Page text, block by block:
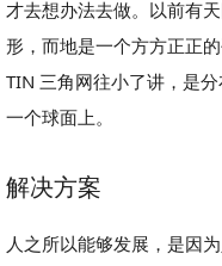
才去想办法去做。以前有
形，而地是一个方方正正
TIN 三角网往小了讲，是
一个球面上。
解决方案
人之所以能够发展，是因